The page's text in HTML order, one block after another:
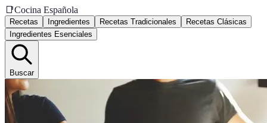
📑Cocina Española
Recetas Ingredientes Recetas Tradicionales
Recetas Clásicas
Ingredientes Esenciales
Buscar